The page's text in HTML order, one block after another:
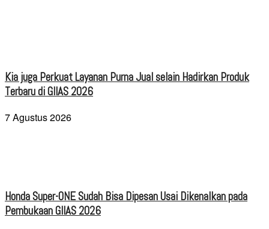
Kia juga Perkuat Layanan Purna Jual selain Hadirkan Produk
Terbaru di GIIAS 2026
7 Agustus 2026
Honda Super-ONE Sudah Bisa Dipesan Usai Dikenalkan pada
Pembukaan GIIAS 2026